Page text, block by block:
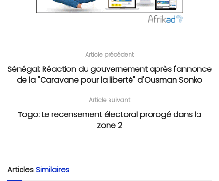
Article précédent
Sénégal: Réaction du gouvernement après l'annonce
de la "Caravane pour la liberté" d'Ousman Sonko
Article suivant
Togo: Le recensement électoral prorogé dans la
zone 2
ArticlesSimilaires